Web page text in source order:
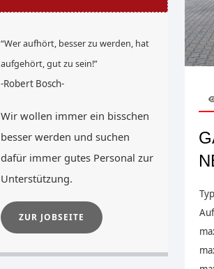
“Wer aufhört, besser zu werden, hat
aufgehört, gut zu sein!”
-Robert Bosch-
Wir wollen immer ein bisschen
besser werden und suchen
dafür immer gutes Personal zur
Unterstützung.
ZUR JOBSEITE
Typ